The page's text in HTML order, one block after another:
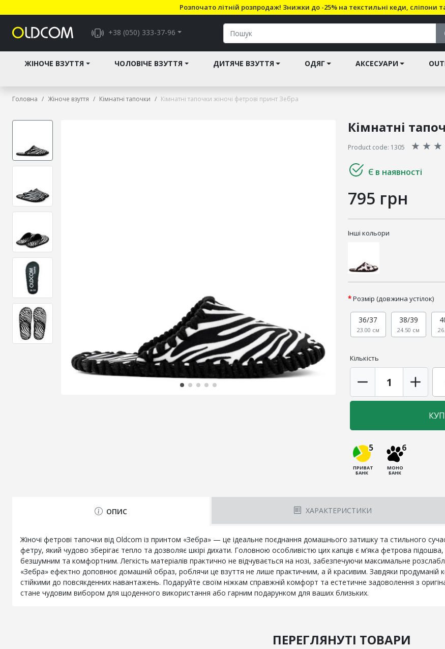
Розпочато літній розпродаж! Знижки до -25% на текстильні кеди, сліпони
+38 (050) 333-37-96
ЖІНОЧЕ ВЗУТТЯ ЧОЛОВІЧЕ ВЗУТТЯ ДИТЯЧЕ ВЗУТТЯ ОДЯГ АКСЕСУАРИ
Головна Жіноче взуття Кімнатні тапочки Кімнатні тапочки жіночі фетрові принт Зебра
Кімнатні
Product code: 1305 ★ ★ ★
Є в наявності
795 грн
Інші кольори
Розмір (довжина устілок)
36/37
23.00 см
38/39
24.50 см
Кількість
5
ПРИВАТ
БАНК
6
МОНО
БАНК
ОПИС ХАРАКТЕРИСТИКИ
Жіночі фетрові тапочки від Oldcom із принтом «Зебра» — це ідеальне поєднання домашнього затишку та стильного
фетру, який чудово зберігає тепло та дозволяє шкірі дихати. Головною особливістю цих капців є м’яка фетрова
безшумним та комфортним. Легкість матеріалів практично не відчувається на нозі, забезпечуючи максимальне
«Зебра» ефектно доповнює домашній образ, роблячи це взуття не лише практичним, а й красивим. Завдяки продуманій
стійкими до повсякденних навантажень. Подаруйте своїм ніжкам справжній комфорт та естетичне задоволення з
стане чудовим вибором для щоденного використання або гарним подарунком для ваших близьких.
ПЕРЕГЛЯНУТІ ТОВАРИ